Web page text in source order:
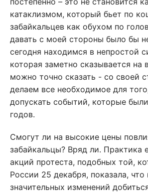
катаклизмом, который бьет по
забайкальцев как обухом по
давать с моей стороны было бы
сегодня находимся в непростой
которая заметно сказывается на
можно точно сказать - со своей
делаем все необходимое для
допускать событий, которые
годов.
Смогут ли на высокие цены
забайкальцы? Вряд ли. Практика
акций протеста, подобных той,
России 25 декабря, показала, что
значительных изменений